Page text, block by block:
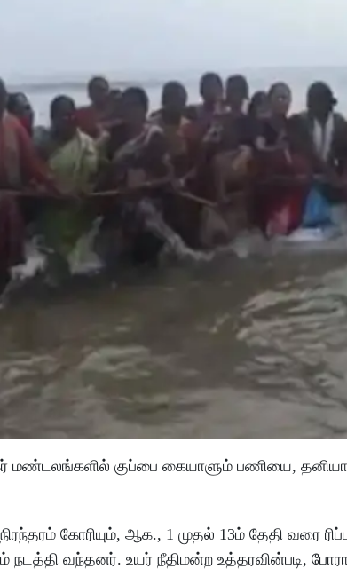
மண்டலங்களில் குப்பை கையாளும் பணியை,
கோரியும், ஆக., 1 முதல் 13ம் தேதி வரை
வந்தனர். உயர் நீதிமன்ற உத்தரவின்படி,